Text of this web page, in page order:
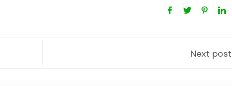
Next post